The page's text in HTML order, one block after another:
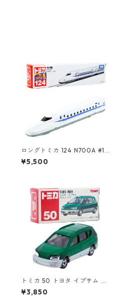
ロングトミカ 124 N700A #10
486213
¥5,500
トミカ 50 トヨタ イプサム #1
0306672
¥3,850